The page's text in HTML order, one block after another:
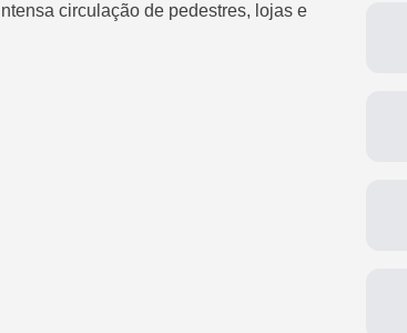
circulação de pedestres, lojas e